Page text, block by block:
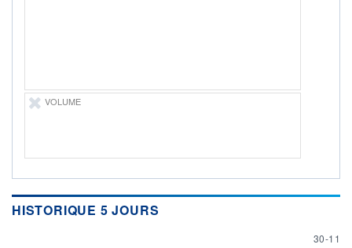
Non éligible
Boursobank
VOLUME
HISTORIQUE 5 JOURS
30
30-11